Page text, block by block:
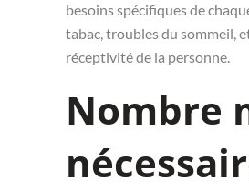
besoins spécifiques de
tabac, troubles du sommeil,
réceptivité de la personne.
Nombre